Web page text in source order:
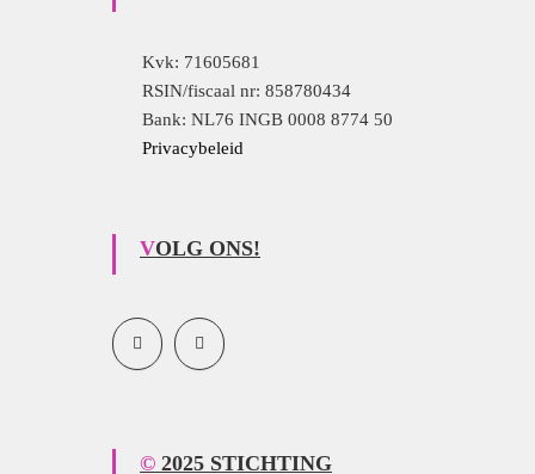
Kvk: 71605681
RSIN/fiscaal nr: 858780434
Bank: NL76 INGB 0008 8774 50
Privacybeleid
VOLG ONS!
© 2025 STICHTING